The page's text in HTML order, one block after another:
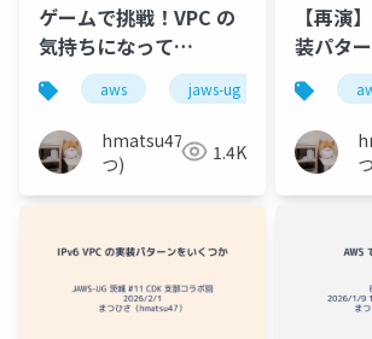
ゲームで挑戦！VPC の
気持ちになって
IPv4/v6 パケットをル
ーティングしよう！
aws jaws-ug ipv6
hmatsu47(ま
つ)
1.4K
【再演
装パタ